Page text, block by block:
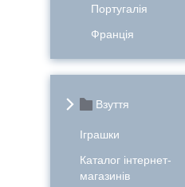
Португалія
Франція
Взуття
Іграшки
Каталог інтернет-
магазинів